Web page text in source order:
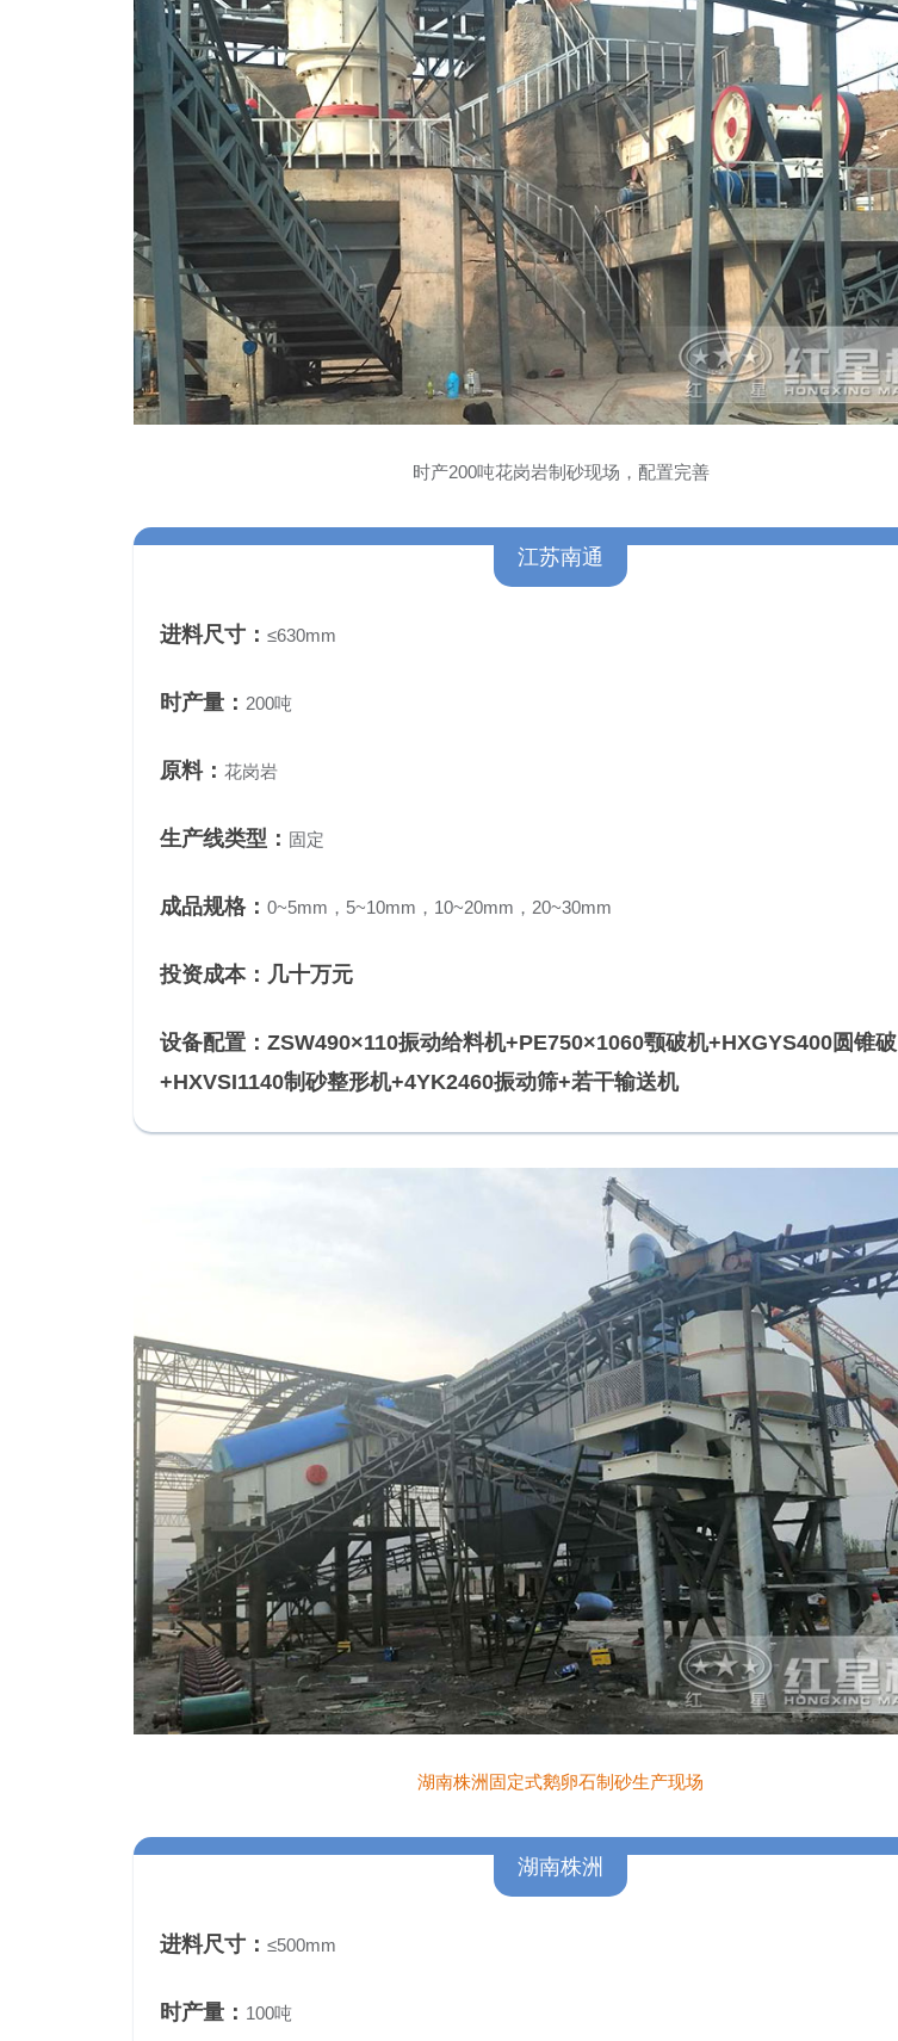
时产200吨花岗岩制砂现场，配置完善
江苏南通
进料尺寸： ≤630mm
时产量： 200吨
原料： 花岗岩
生产线类型： 固定
成品规格： 0~5mm，5~10mm，10~20mm，20~30mm
投资成本：几十万元
设备配置： ZSW490×110振动给料机+PE750×1060颚破机+HXGYS400圆锥破
+HXVSI1140制砂整形机+4YK2460振动筛+若干输送机
湖南株洲固定式鹅卵石制砂生产现场
湖南株洲
进料尺寸： ≤500mm
时产量： 100吨